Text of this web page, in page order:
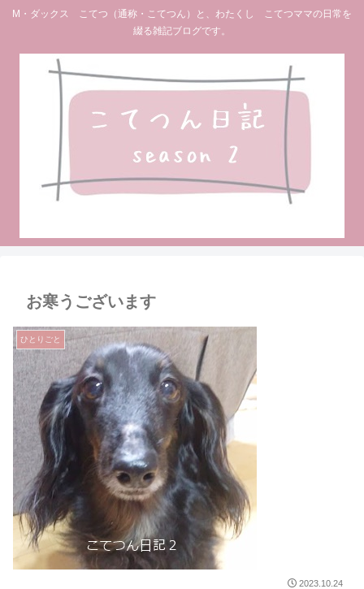
M・ダックス こてつ（通称・こてつん）と、わたくし こてつママの日常を
綴る雑記ブログです。
お寒うございます
ひとりごと
2023.10.24